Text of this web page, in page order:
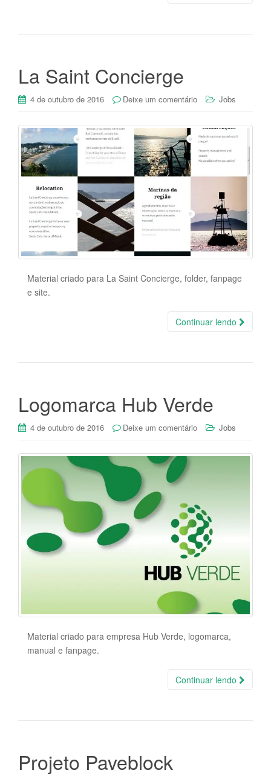
La Saint Concierge
4 de outubro de 2016 Deixe um comentário Jobs
Material criado para La Saint Concierge, folder, fanpage
e site.
Continuar lendo
Logomarca Hub Verde
4 de outubro de 2016 Deixe um comentário Jobs
Material criado para empresa Hub Verde, logomarca,
manual e fanpage.
Continuar lendo
Projeto Paveblock